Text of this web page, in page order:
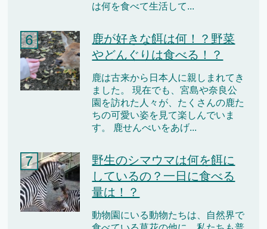
は何を食べて生活して...
鹿が好きな餌は何！？野菜
やどんぐりは食べる！？
鹿は古来から日本人に親しまれてき
ました。 現在でも、宮島や奈良公
園を訪れた人々が、たくさんの鹿た
ちの可愛い姿を見て楽しんでいま
す。 鹿せんべいをあげ...
野生のシマウマは何を餌に
しているの？一日に食べる
量は！？
動物園にいる動物たちは、自然界で